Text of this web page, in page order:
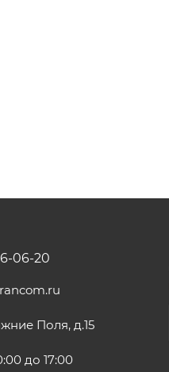
06-20
Поля, д.15
до 17:00